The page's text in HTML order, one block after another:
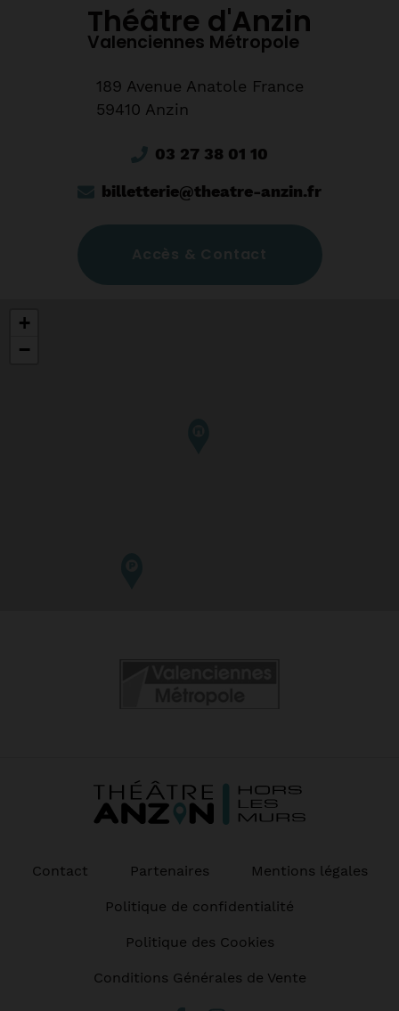
Théâtre d'Anzin
Valenciennes Métropole
189 Avenue Anatole France
59410 Anzin
03 27 38 01 10
billetterie@theatre-anzin.fr
Accès & Contact
+
−
Contact Partenaires Mentions légales
Politique de confidentialité
Politique des Cookies
Conditions Générales de Vente